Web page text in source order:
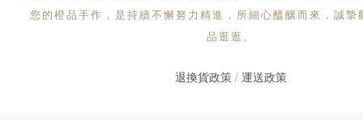
您的橙品手作，是持續不懈努力精進，所細心醞釀而來，誠摯
品逛逛。
退換貨政策/ 運送政策